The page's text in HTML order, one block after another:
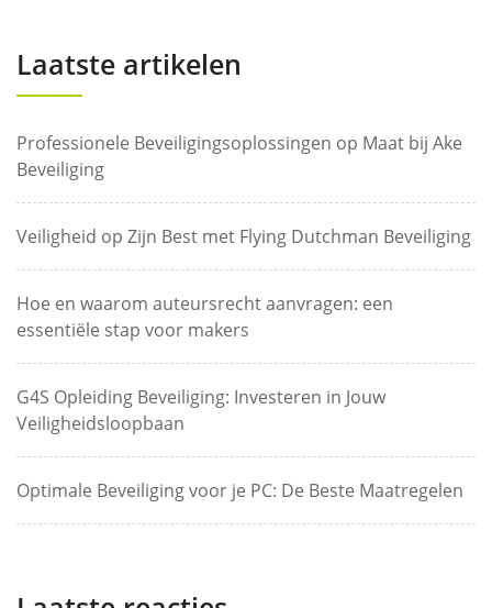
Laatste artikelen
Professionele Beveiligingsoplossingen op Maat bij Ake
Beveiliging
Veiligheid op Zijn Best met Flying Dutchman Beveiliging
Hoe en waarom auteursrecht aanvragen: een
essentiële stap voor makers
G4S Opleiding Beveiliging: Investeren in Jouw
Veiligheidsloopbaan
Optimale Beveiliging voor je PC: De Beste Maatregelen